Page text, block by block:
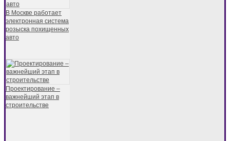
В Москве работает
электронная система
розыска похищенных
авто
Проектирование –
важнейший этап в
строительстве